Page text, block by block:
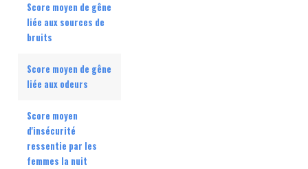
Score moyen de gêne
liée aux sources de
bruits
Score moyen de gêne
liée aux odeurs
Score moyen
d'insécurité
ressentie par les
femmes la nuit